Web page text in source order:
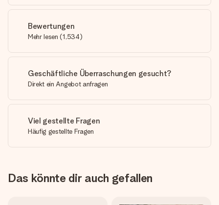
Bewertungen
Mehr lesen (1,534)
Geschäftliche Überraschungen gesucht?
Direkt ein Angebot anfragen
Viel gestellte Fragen
Häufig gestellte Fragen
Das könnte dir auch gefallen